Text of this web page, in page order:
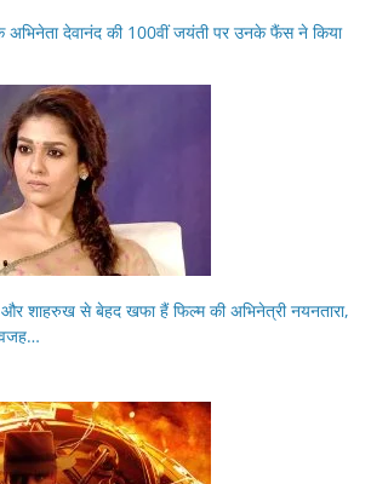
अभिनेता देवानंद की 100वीं जयंती पर उनके फैंस ने किया
शाहरुख से बेहद खफा हैं फिल्म की अभिनेत्री नयनतारा,
वजह…